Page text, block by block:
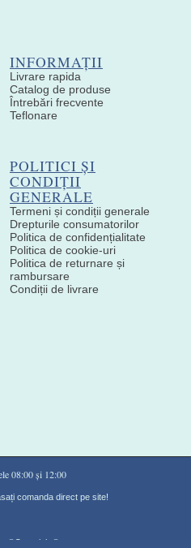
INFORMAȚII
Livrare rapida
Catalog de produse
Întrebări frecvente
Teflonare
POLITICI ȘI
CONDIȚII
GENERALE
Termeni și condiții generale
Drepturile consumatorilor
Politica de confidențialitate
Politica de cookie-uri
Politica de returnare și
rambursare
Condiții de livrare
08:00 și 12:00
comanda direct pe site!
®Copyright©